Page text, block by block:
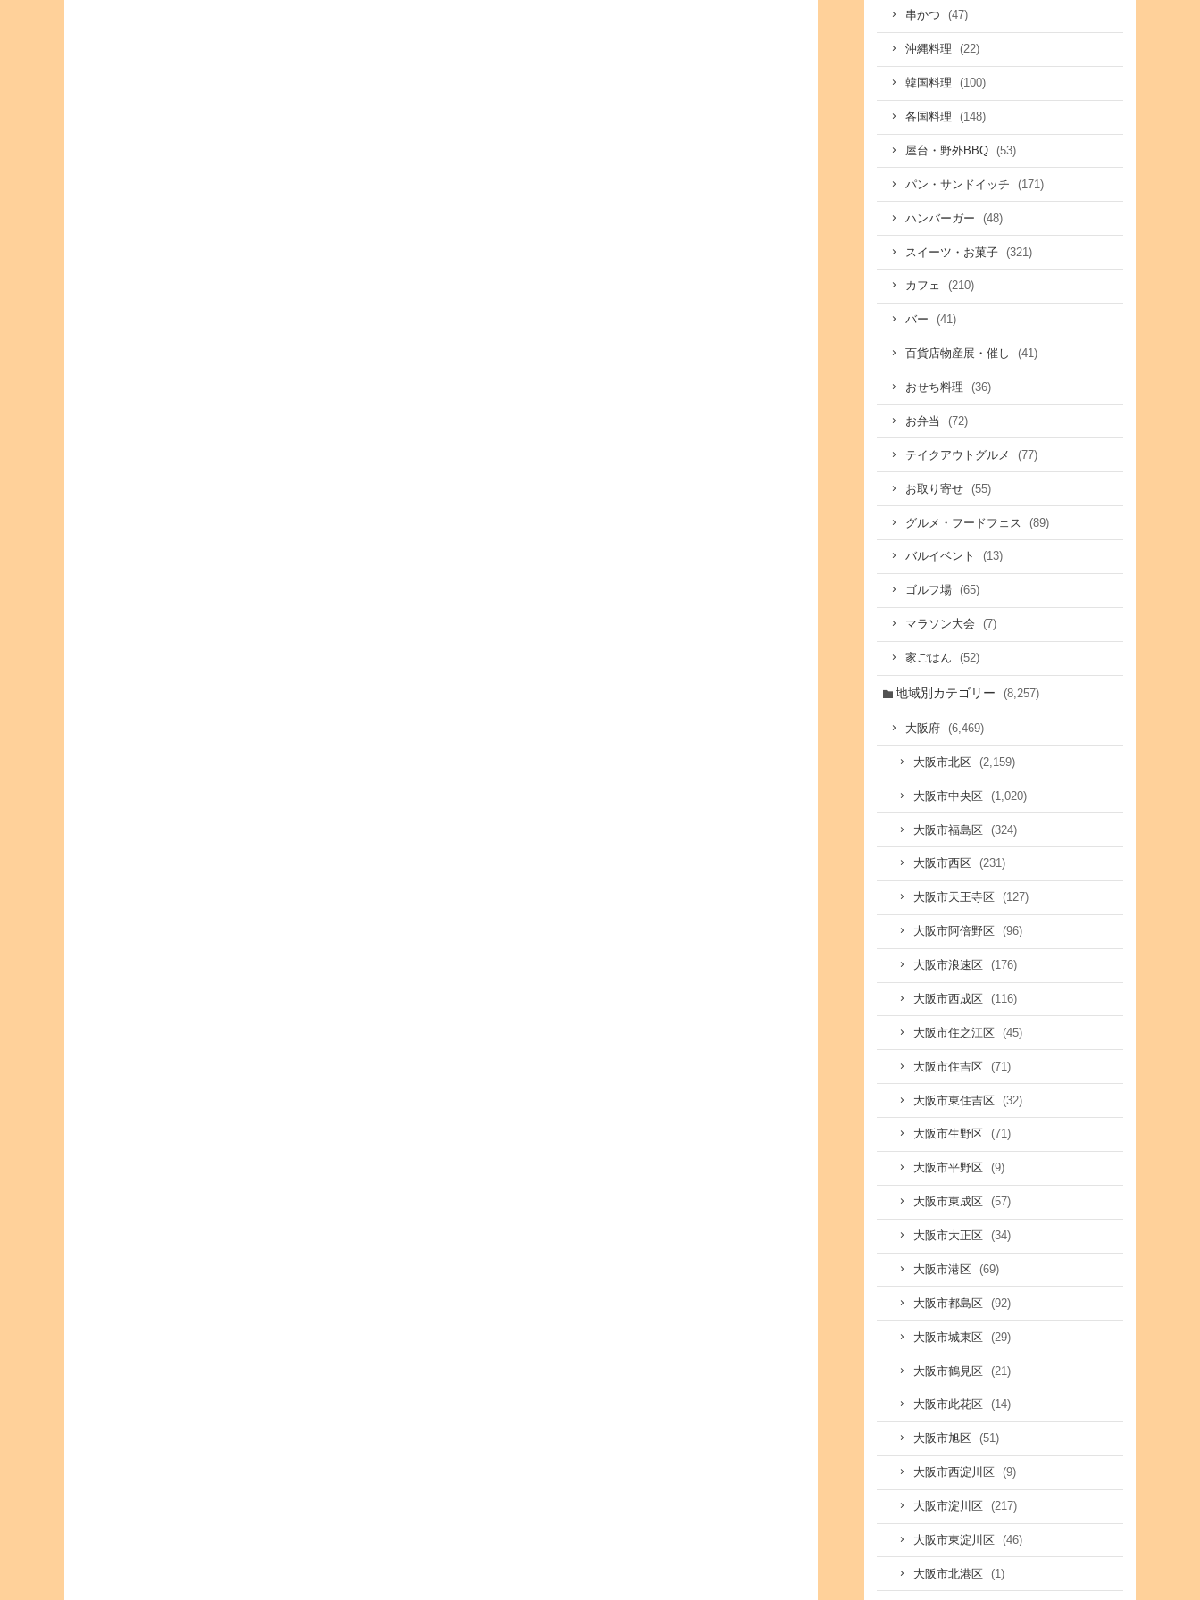
串かつ (47)
沖縄料理 (22)
韓国料理 (100)
各国料理 (148)
屋台・野外BBQ (53)
パン・サンドイッチ (171)
ハンバーガー (48)
スイーツ・お菓子 (321)
カフェ (210)
バー (41)
百貨店物産展・催し (41)
おせち料理 (36)
お弁当 (72)
テイクアウトグルメ (77)
お取り寄せ (55)
グルメ・フードフェス (89)
バルイベント (13)
ゴルフ場 (65)
マラソン大会 (7)
家ごはん (52)
地域別カテゴリー (8,257)
大阪府 (6,469)
大阪市北区 (2,159)
大阪市中央区 (1,020)
大阪市福島区 (324)
大阪市西区 (231)
大阪市天王寺区 (127)
大阪市阿倍野区 (96)
大阪市浪速区 (176)
大阪市西成区 (116)
大阪市住之江区 (45)
大阪市住吉区 (71)
大阪市東住吉区 (32)
大阪市生野区 (71)
大阪市平野区 (9)
大阪市東成区 (57)
大阪市大正区 (34)
大阪市港区 (69)
大阪市都島区 (92)
大阪市城東区 (29)
大阪市鶴見区 (21)
大阪市此花区 (14)
大阪市旭区 (51)
大阪市西淀川区 (9)
大阪市淀川区 (217)
大阪市東淀川区 (46)
大阪市北港区 (1)